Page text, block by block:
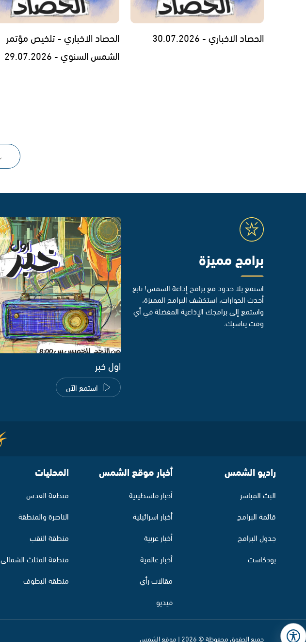
الحصاد الاخباري - 30.07.2026
الحصاد الاخباري - تلخيص مؤتمر
الشمس السنوي - 29.07.2026
برامج مميزة
استمع بلا حدود مع برامج إذاعة الشمس! تابع
أحدث الحوارات، استكشف البرامج المميزة،
واستمع إلى برامجك الإذاعية المفضلة في أي
وقت يناسبك.
اول خبر
استمع الآن
راديو الشمس
البث المباشر
قائمة البرامج
جدول البرامج
بودكاست
أخبار موقع الشمس
أخبار فلسطينية
أخبار اسرائيلية
أخبار عربية
أخبار عالمية
مقالات رأي
فيديو
المحليات
منطقة القدس
الناصرة والمنطقة
منطقة النقب
منطقة المثلث الشمالي
منطقة البطوف
جميع الحقوق محفوظة © 2026 | موقع الشمس